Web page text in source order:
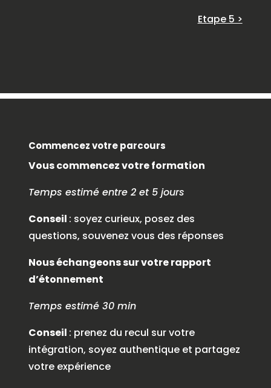
Etape 5 >
Commencez votre parcours
Vous commencez votre formation
Temps estimé entre 2 et 5 jours
Conseil : soyez curieux, posez des
questions, souvenez vous des réponses
Nous échangeons sur votre rapport
d’étonnement
Temps estimé 30 min
Conseil : prenez du recul sur votre
intégration, soyez authentique et partagez
votre expérience